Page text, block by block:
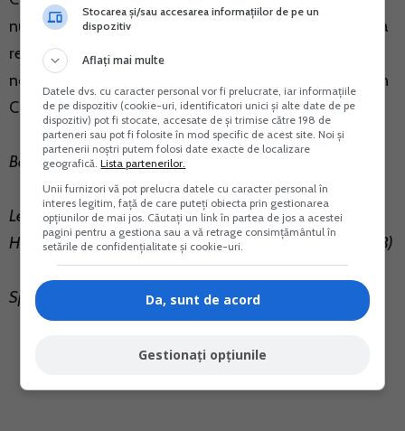
numele si contul furnizorului/prestatorului , cu conditia
respectarii prevederilor legale incidente prevazute in
normele metodologice date in aplicarea Titlului VII din
Codul fiscal.
Baza legala
Legea nr 227 / 2015 articolul art.319 alin.(18)
Hotararea guvernului nr 1 / 2016 articolul pct.96 alin.(1)_(3)
Speta ANAF
Stocarea și/sau accesarea informațiilor de pe un
dispozitiv
Aflați mai multe
Datele dvs. cu caracter personal vor fi prelucrate, iar informațiile
de pe dispozitiv (cookie-uri, identificatori unici și alte date de pe
dispozitiv) pot fi stocate, accesate de și trimise către 198 de
parteneri sau pot fi folosite în mod specific de acest site. Noi și
partenerii noștri putem folosi date exacte de localizare
geografică.Lista partenerilor.
Unii furnizori vă pot prelucra datele cu caracter personal în
interes legitim, față de care puteți obiecta prin gestionarea
opțiunilor de mai jos. Căutați un link în partea de jos a acestei
pagini pentru a gestiona sau a vă retrage consimțământul în
setările de confidențialitate și cookie-uri.
Da, sunt de acord
Gestionați opțiunile